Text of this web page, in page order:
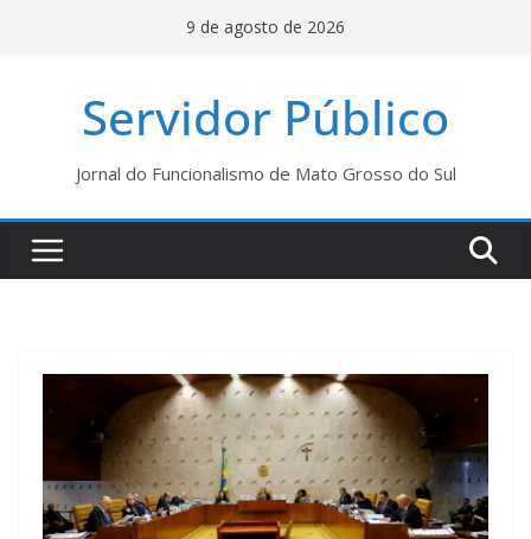
9 de agosto de 2026
Servidor Público
Jornal do Funcionalismo de Mato Grosso do Sul